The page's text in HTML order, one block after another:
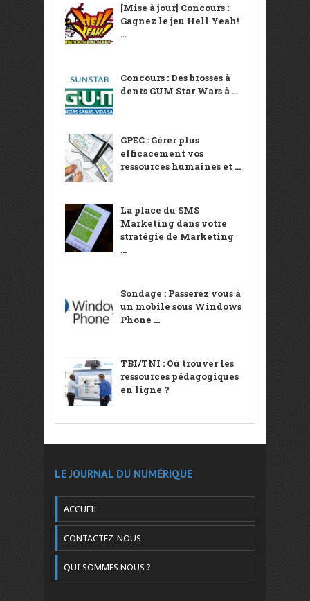
[Mise à jour] Concours :
Gagnez le jeu Hell Yeah!
...
Concours : Des brosses à
dents GUM Star Wars à ...
GPEC : Gérer plus
efficacement vos
ressources humaines et ...
La place du SMS
Marketing dans votre
stratégie de Marketing
...
Sondage : Passerez vous à
un mobile sous Windows
Phone ...
TBI/TNI : Où trouver les
ressources pédagogiques
en ligne ?
LE JOURNAL DU NUMÉRIQUE
ACCUEIL
CONTACTEZ-NOUS
QUI SOMMES NOUS ?